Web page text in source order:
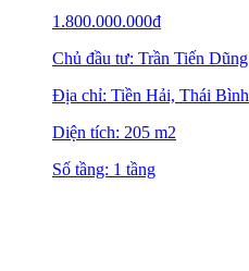
1.800.000.000₫
Chủ đầu tư: Trần Tiến Dũng
Địa chỉ: Tiền Hải, Thái Bình
Diện tích: 205 m2
Số tầng: 1 tầng